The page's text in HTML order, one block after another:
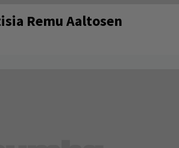
Remu Aaltosen